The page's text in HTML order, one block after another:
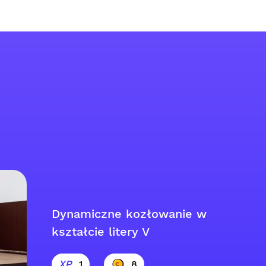
Dynamiczne kozłowanie w
kształcie litery V